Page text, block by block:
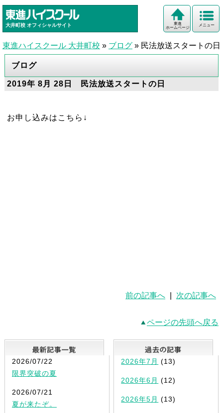
大井町校 オフィシャルサイト メニュー
東進
ホームページ
東進ハイスクール 大井町校 » ブログ » 民法放送スタートの日
ブログ
2019年 8月 28日 民法放送スタートの日
お申し込みはこちら↓
前の記事へ 次の記事へ
ページの先頭へ戻る
最新記事一覧
2026/07/22
限界突破の夏
2026/07/21
夏が来たぞ。
2026年7月 (13)
2026年6月 (12)
2026年5月 (13)